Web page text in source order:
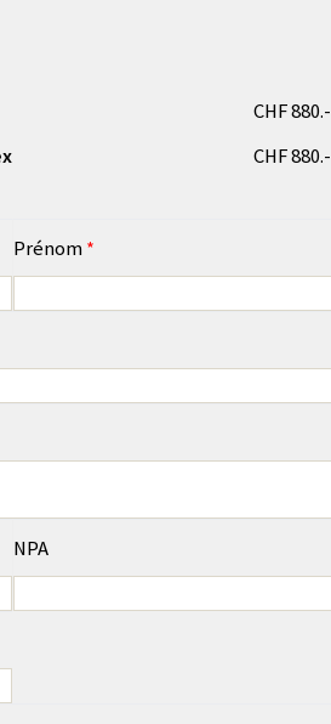
CHF 880.-
CHF 880.-
Prénom*
NPA